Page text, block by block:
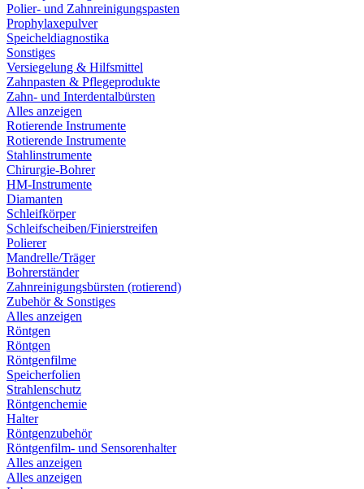
Polier- und Zahnreinigungspasten
Prophylaxepulver
Speicheldiagnostika
Sonstiges
Versiegelung & Hilfsmittel
Zahnpasten & Pflegeprodukte
Zahn- und Interdentalbürsten
Alles anzeigen
Rotierende Instrumente
Rotierende Instrumente
Stahlinstrumente
Chirurgie-Bohrer
HM-Instrumente
Diamanten
Schleifkörper
Schleifscheiben/Finierstreifen
Polierer
Mandrelle/Träger
Bohrerständer
Zahnreinigungsbürsten (rotierend)
Zubehör & Sonstiges
Alles anzeigen
Röntgen
Röntgen
Röntgenfilme
Speicherfolien
Strahlenschutz
Röntgenchemie
Halter
Röntgenzubehör
Röntgenfilm- und Sensorenhalter
Alles anzeigen
Alles anzeigen